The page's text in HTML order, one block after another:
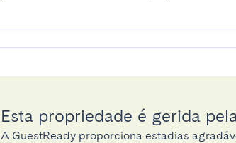
Esta propriedade é gerida
A GuestReady proporciona estadias